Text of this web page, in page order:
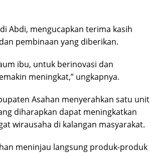
Abdi, mengucapkan terima kasih
pembinaan yang diberikan.
ibu, untuk berinovasi dan
meningkat,” ungkapnya.
Asahan menyerahkan satu unit
diharapkan dapat meningkatkan
wirausaha di kalangan masyarakat.
meninjau langsung produk-produk